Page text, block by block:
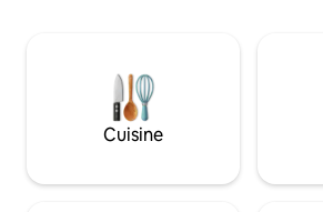
couper le souffle et vue sur la mer ; il est
possible de prendre un bon petit
déjeuner ou aussi un dîner aux
chandelles.Cuisine